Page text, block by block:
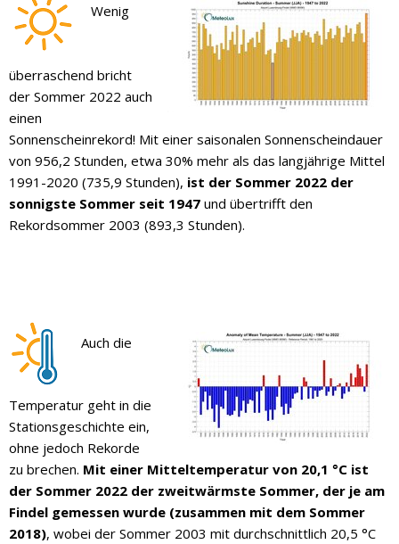
Wenig
überraschend bricht
der Sommer 2022 auch
einen
Sonnenscheinrekord! Mit einer saisonalen Sonnenscheindauer
von 956,2 Stunden, etwa 30% mehr als das langjährige Mittel
1991-2020 (735,9 Stunden), ist der Sommer 2022 der
sonnigste Sommer seit 1947 und übertrifft den
Rekordsommer 2003 (893,3 Stunden).
Auch die
Temperatur geht in die
Stationsgeschichte ein,
ohne jedoch Rekorde
zu brechen. Mit einer Mitteltemperatur von 20,1 °C ist
der Sommer 2022 der zweitwärmste Sommer, der je am
Findel gemessen wurde (zusammen mit dem Sommer
2018), wobei der Sommer 2003 mit durchschnittlich 20,5 °C